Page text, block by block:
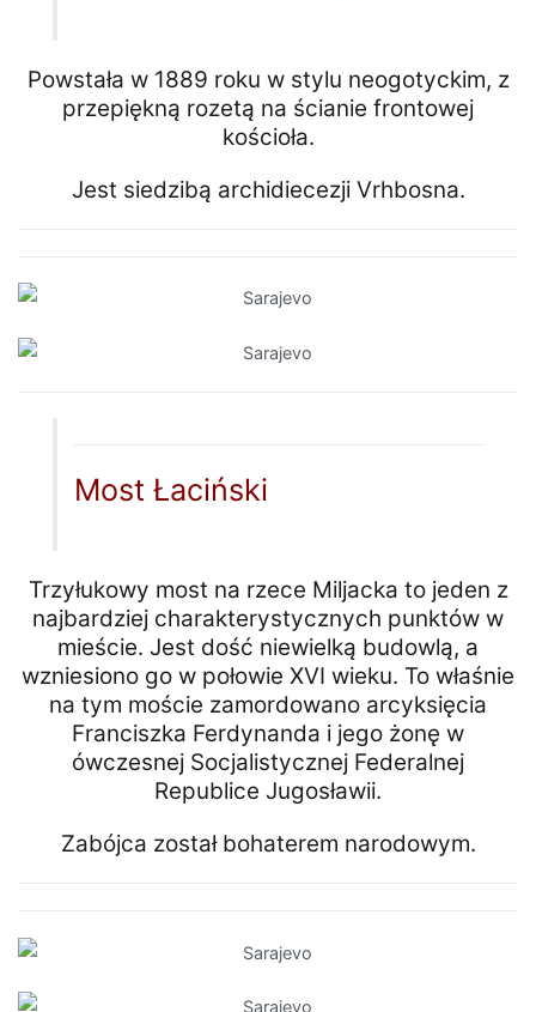
Powstała w 1889 roku w stylu neogotyckim, z
przepiękną rozetą na ścianie frontowej
kościoła.
Jest siedzibą archidiecezji Vrhbosna.
Most Łaciński
Trzyłukowy most na rzece Miljacka to jeden z
najbardziej charakterystycznych punktów w
mieście. Jest dość niewielką budowlą, a
wzniesiono go w połowie XVI wieku. To właśnie
na tym moście zamordowano arcyksięcia
Franciszka Ferdynanda i jego żonę w
ówczesnej Socjalistycznej Federalnej
Republice Jugosławii.
Zabójca został bohaterem narodowym.